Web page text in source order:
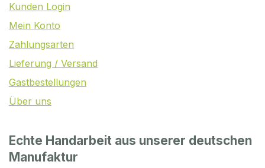
Kunden Login
Mein Konto
Zahlungsarten
Lieferung / Versand
Gastbestellungen
Über uns
Echte Handarbeit aus unserer deutschen
Manufaktur